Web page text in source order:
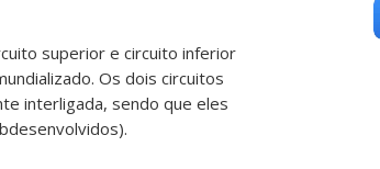
superior e circuito inferior
Os dois circuitos
interligada, sendo que eles